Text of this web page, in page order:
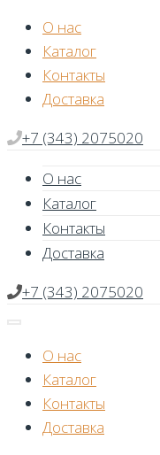
Skip
content
О нас
Каталог
Контакты
Доставка
+7 (343) 2075020
О нас
Каталог
Контакты
Доставка
+7 (343) 2075020
О нас
Каталог
Контакты
Доставка